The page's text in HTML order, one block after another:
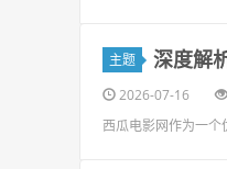
主题 深度解
2026-07-16
西瓜电影网作为一个